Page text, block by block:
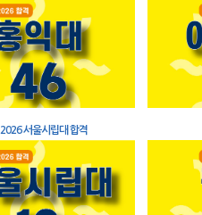
2026 서울시립대 합격